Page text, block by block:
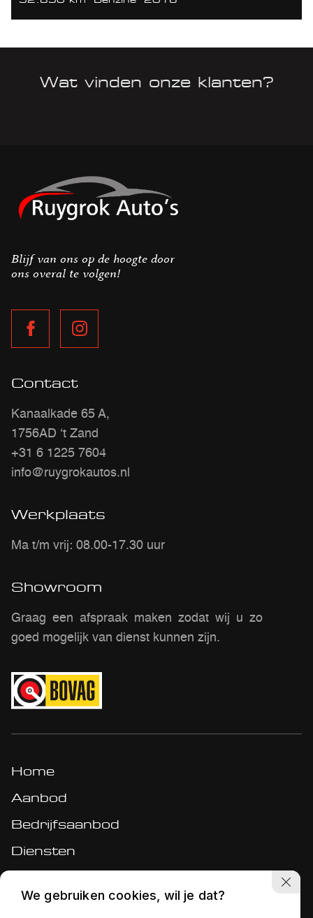
Wat vinden onze klanten?
Blijf van ons op de hoogte door
ons overal te volgen!
Contact
Kanaalkade 65 A,
1756AD ‘t Zand
+31 6 1225 7604
info@ruygrokautos.nl
Werkplaats
Ma t/m vrij: 08.00-17.30 uur
Showroom
Graag een afspraak maken zodat wij u zo
goed mogelijk van dienst kunnen zijn.
Home
Aanbod
Bedrijfsaanbod
Diensten
Over ons
We gebruiken cookies, wil je dat?